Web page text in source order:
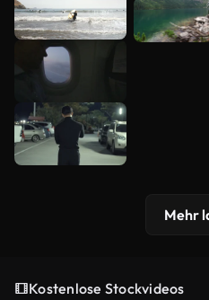
Mehr
Kostenlose Stockvideos